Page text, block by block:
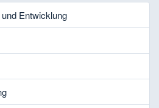
Entwicklung